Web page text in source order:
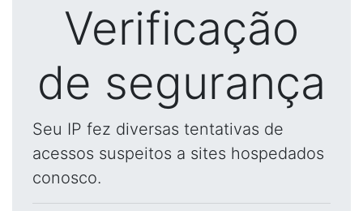
Verificação
de segurança
Seu IP fez diversas tentativas de
acessos suspeitos a sites hospedados
conosco.